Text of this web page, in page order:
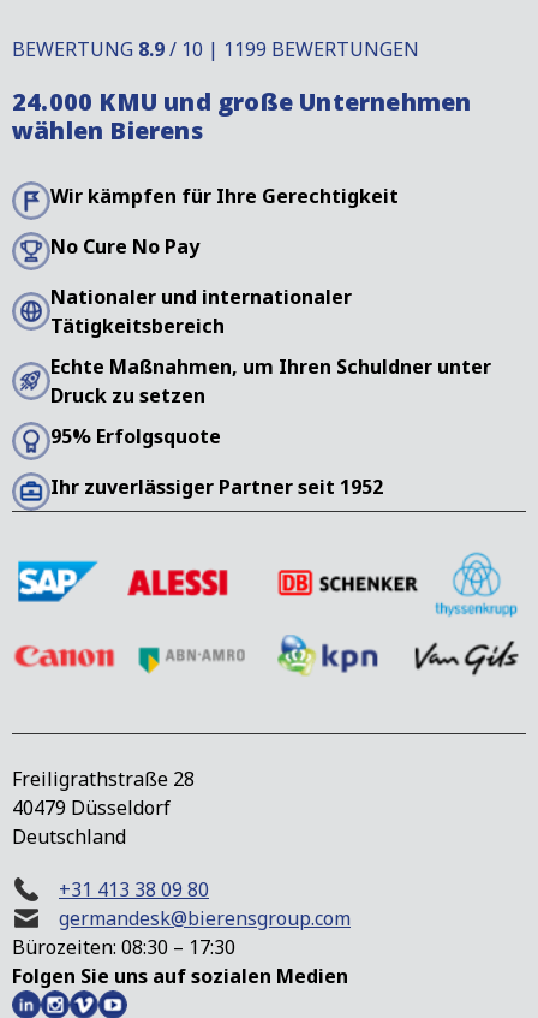
BEWERTUNG 8.9/ 10 | 1199 BEWERTUNGEN
24.000 KMU und große Unternehmen
wählen Bierens
Wir kämpfen für Ihre Gerechtigkeit
No Cure No Pay
Nationaler und internationaler
Tätigkeitsbereich
Echte Maßnahmen, um Ihren Schuldner unter
Druck zu setzen
95% Erfolgsquote
Ihr zuverlässiger Partner seit 1952
Freiligrathstraße 28
40479 Düsseldorf
Deutschland
+31 413 38 09 80
germandesk@bierensgroup.com
Bürozeiten: 08:30 – 17:30
Folgen Sie uns auf sozialen Medien